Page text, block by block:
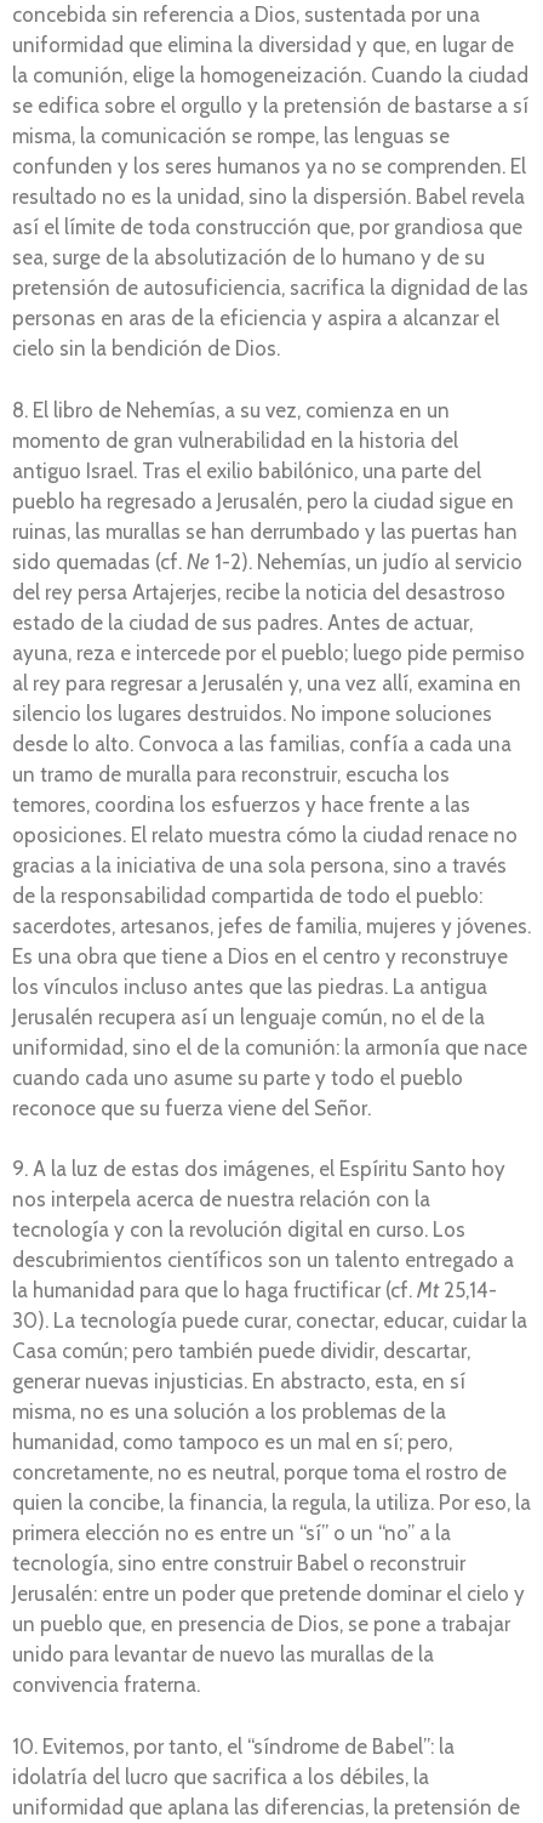
concebida sin referencia a Dios, sustentada por una
uniformidad que elimina la diversidad y que, en lugar de
la comunión, elige la homogeneización. Cuando la ciudad
se edifica sobre el orgullo y la pretensión de bastarse a sí
misma, la comunicación se rompe, las lenguas se
confunden y los seres humanos ya no se comprenden. El
resultado no es la unidad, sino la dispersión. Babel revela
así el límite de toda construcción que, por grandiosa que
sea, surge de la absolutización de lo humano y de su
pretensión de autosuficiencia, sacrifica la dignidad de las
personas en aras de la eficiencia y aspira a alcanzar el
cielo sin la bendición de Dios.
8. El libro de Nehemías, a su vez, comienza en un
momento de gran vulnerabilidad en la historia del
antiguo Israel. Tras el exilio babilónico, una parte del
pueblo ha regresado a Jerusalén, pero la ciudad sigue en
ruinas, las murallas se han derrumbado y las puertas han
sido quemadas (cf. Ne 1-2). Nehemías, un judío al servicio
del rey persa Artajerjes, recibe la noticia del desastroso
estado de la ciudad de sus padres. Antes de actuar,
ayuna, reza e intercede por el pueblo; luego pide permiso
al rey para regresar a Jerusalén y, una vez allí, examina en
silencio los lugares destruidos. No impone soluciones
desde lo alto. Convoca a las familias, confía a cada una
un tramo de muralla para reconstruir, escucha los
temores, coordina los esfuerzos y hace frente a las
oposiciones. El relato muestra cómo la ciudad renace no
gracias a la iniciativa de una sola persona, sino a través
de la responsabilidad compartida de todo el pueblo:
sacerdotes, artesanos, jefes de familia, mujeres y jóvenes.
Es una obra que tiene a Dios en el centro y reconstruye
los vínculos incluso antes que las piedras. La antigua
Jerusalén recupera así un lenguaje común, no el de la
uniformidad, sino el de la comunión: la armonía que nace
cuando cada uno asume su parte y todo el pueblo
reconoce que su fuerza viene del Señor.
9. A la luz de estas dos imágenes, el Espíritu Santo hoy
nos interpela acerca de nuestra relación con la
tecnología y con la revolución digital en curso. Los
descubrimientos científicos son un talento entregado a
la humanidad para que lo haga fructificar (cf. Mt25,14-
30). La tecnología puede curar, conectar, educar, cuidar la
Casa común; pero también puede dividir, descartar,
generar nuevas injusticias. En abstracto, esta, en sí
misma, no es una solución a los problemas de la
humanidad, como tampoco es un mal en sí; pero,
concretamente, no es neutral, porque toma el rostro de
quien la concibe, la financia, la regula, la utiliza. Por eso, la
primera elección no es entre un “sí” o un “no” a la
tecnología, sino entre construir Babel o reconstruir
Jerusalén: entre un poder que pretende dominar el cielo y
un pueblo que, en presencia de Dios, se pone a trabajar
unido para levantar de nuevo las murallas de la
convivencia fraterna.
10. Evitemos, por tanto, el “síndrome de Babel”: la
idolatría del lucro que sacrifica a los débiles, la
uniformidad que aplana las diferencias, la pretensión de